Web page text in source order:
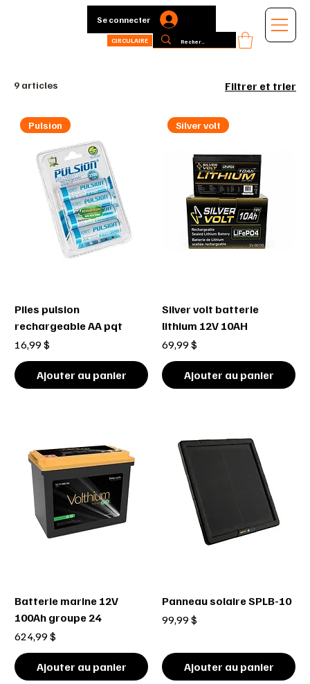
Se connecter
CIRCULAIRE
9 articles Filtrer et trier
Pulsion
Piles pulsion
rechargeable AA pqt
Prix
16,99 $
Ajouter au panier
Silver volt
Silver volt batterie
lithium 12V 10AH
Prix
69,99 $
Ajouter au panier
Batterie marine 12V
100Ah groupe 24
Prix
624,99 $
Ajouter au panier
Panneau solaire SPLB-10
Prix
99,99 $
Ajouter au panier